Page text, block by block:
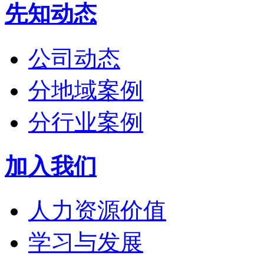
先知动态
公司动态
分地域案例
分行业案例
加入我们
人力资源价值
学习与发展